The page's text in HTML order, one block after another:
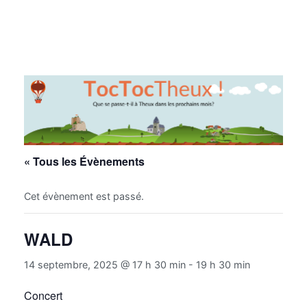
« Tous les Évènements
Cet évènement est passé.
WALD
14 septembre, 2025 @ 17 h 30 min - 19 h 30 min
Concert